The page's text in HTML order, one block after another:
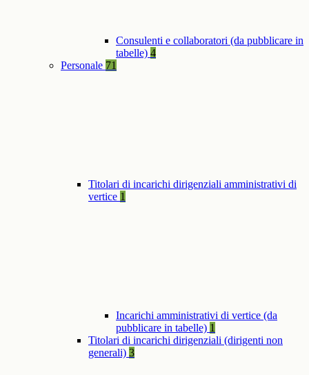
Consulenti e collaboratori (da pubblicare in
tabelle) 4
Personale 71
Titolari di incarichi dirigenziali amministrativi di
vertice 1
Incarichi amministrativi di vertice (da
pubblicare in tabelle) 1
Titolari di incarichi dirigenziali (dirigenti non
generali) 3